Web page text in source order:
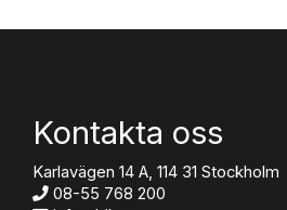
Kontakta oss
Karlavägen 14 A, 114 31 Stockholm
08-55 768 200